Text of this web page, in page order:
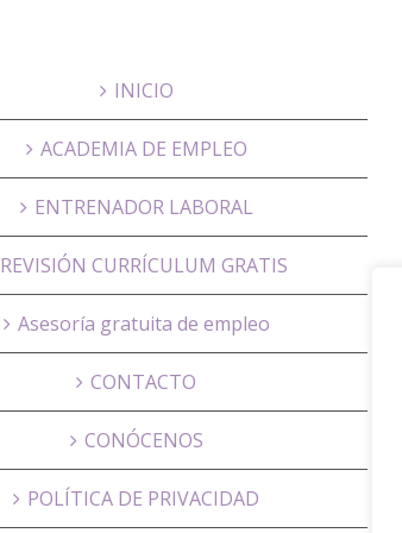
INICIO
ACADEMIA DE EMPLEO
ENTRENADOR LABORAL
REVISIÓN CURRÍCULUM GRATIS
Asesoría gratuita de empleo
CONTACTO
CONÓCENOS
POLÍTICA DE PRIVACIDAD